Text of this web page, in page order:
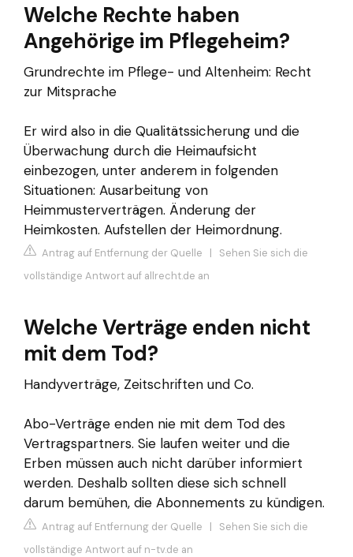
Welche Rechte haben
Angehörige im Pflegeheim?
Grundrechte im Pflege- und Altenheim: Recht
zur Mitsprache
Er wird also in die Qualitätssicherung und die
Überwachung durch die Heimaufsicht
einbezogen, unter anderem in folgenden
Situationen: Ausarbeitung von
Heimmusterverträgen. Änderung der
Heimkosten. Aufstellen der Heimordnung.
Antrag auf Entfernung der Quelle | Sehen Sie sich die
vollständige Antwort auf allrecht.de an
Welche Verträge enden nicht
mit dem Tod?
Handyverträge, Zeitschriften und Co.
Abo-Verträge enden nie mit dem Tod des
Vertragspartners. Sie laufen weiter und die
Erben müssen auch nicht darüber informiert
werden. Deshalb sollten diese sich schnell
darum bemühen, die Abonnements zu kündigen.
Antrag auf Entfernung der Quelle | Sehen Sie sich die
vollständige Antwort auf n-tv.de an